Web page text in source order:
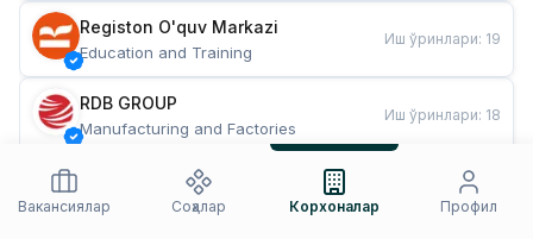
Registon O'quv Markazi
Education and Training
Иш ўринлари: 19
RDB GROUP
Manufacturing and Factories
Иш ўринлари: 18
Restaurants and Fast Food
Иш ўринлари
Вакансиялар
Соҳалар Корхоналар Профил